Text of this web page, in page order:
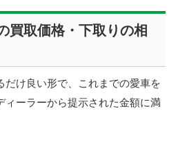
買取価格・下取りの相
だけ良い形で、これまでの愛車を
ィーラーから提示された金額に満